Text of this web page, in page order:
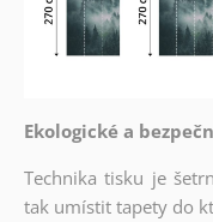
Ekologické a
Technika tisku je
tak umístit tapety do